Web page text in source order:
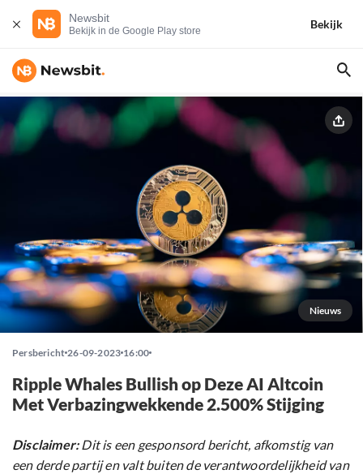
Newsbit
Bekijk in de Google Play store
Bekijk
Nieuws
Persbericht 26-09-2023 16:00
Ripple Whales Bullish op Deze AI Altcoin
Met Verbazingwekkende 2.500% Stijging
Disclaimer:Dit is een gesponsord bericht, afkomstig van
een derde partij en valt buiten de verantwoordelijkheid van